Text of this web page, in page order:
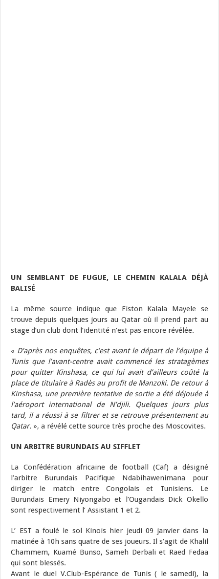
UN SEMBLANT DE FUGUE, LE CHEMIN KALALA DÉJÀ
BALISÉ
La même source indique que Fiston Kalala Mayele se
trouve depuis quelques jours au Qatar où il prend part au
stage d’un club dont l’identité n’est pas encore révélée.
« D’après nos enquêtes, c’est avant le départ de l’équipe à
Tunis que l’avant-centre avait commencé les stratagèmes
pour quitter Kinshasa, ce qui lui avait d’ailleurs coûté la
place de titulaire à Radès au profit de Manzoki. De retour à
Kinshasa, une première tentative de sortie a été déjouée à
l’aéroport international de N’djili. Quelques jours plus
tard, il a réussi à se filtrer et se retrouve présentement au
Qatar. », a révélé cette source très proche des Moscovites.
UN ARBITRE BURUNDAIS AU SIFFLET
La Confédération africaine de football (Caf) a désigné
l’arbitre Burundais Pacifique Ndabihawenimana pour
diriger le match entre Congolais et Tunisiens. Le
Burundais Emery Niyongabo et l’Ougandais Dick Okello
sont respectivement l’ Assistant 1 et 2.
L’ EST a foulé le sol Kinois hier jeudi 09 janvier dans la
matinée à 10h sans quatre de ses joueurs. Il s’agit de Khalil
Chammem, Kuamé Bunso, Sameh Derbali et Raed Fedaa
qui sont blessés.
Avant le duel V.Club-Espérance de Tunis ( le samedi), la